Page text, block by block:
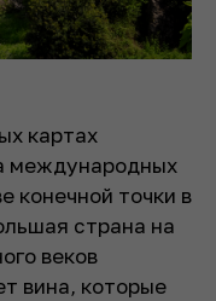
картах
международных
конечной точки в
страна на
веков
вина, которые